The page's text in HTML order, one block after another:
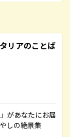
リアのことば
があなたにお届
しの絶景集